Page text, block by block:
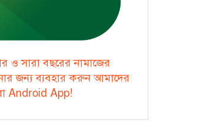
ও সারা বছরের নামাজের
জন্য ব্যবহার করুন আমাদের
Android App!